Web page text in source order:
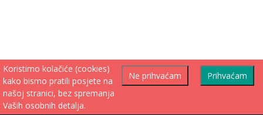
Prihvaćam
Ne prihvaćam
Koristimo kolačiće (cookies)
kako bismo pratili posjete na
našoj stranici, bez spremanja
Vaših osobnih detalja.